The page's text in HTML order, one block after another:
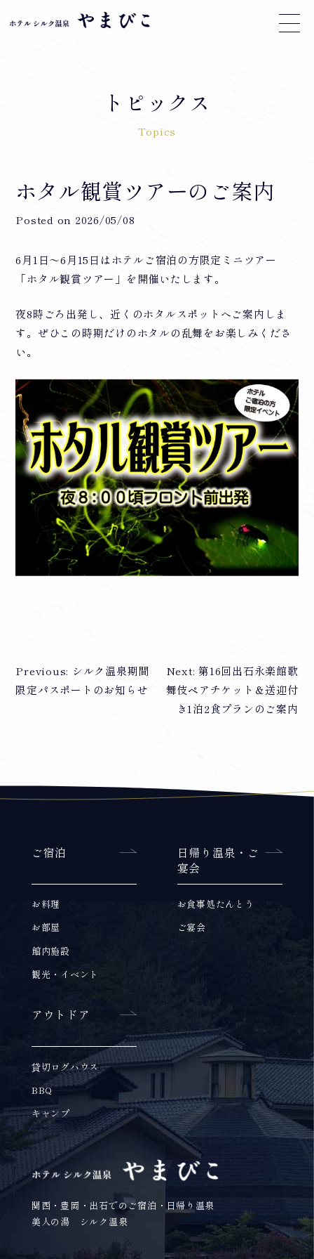
トピックス
Topics
ホタル観賞ツアーのご案内
Posted on 2026/05/08
6月1日～6月15日はホテルご宿泊の方限定ミニツアー
「ホタル観賞ツアー」を開催いたします。
夜8時ごろ出発し、近くのホタルスポットへご案内しま
す。ぜひこの時期だけのホタルの乱舞をお楽しみくださ
い。
投
ゲ
Previous: シルク温泉期間
限定パスポートのお知らせ
Next: 第16回出石永楽館歌
舞伎ペアチケット＆送迎付
き1泊2食プランのご案内
ご宿泊
お料理
お部屋
館内施設
観光・イベント
日帰り温泉・ご
宴会
お食事処たんとう
ご宴会
アウトドア
貸切ログハウス
BBQ
キャンプ
関西・豊岡・出石でのご宿泊・日帰り温泉
美人の湯 シルク温泉